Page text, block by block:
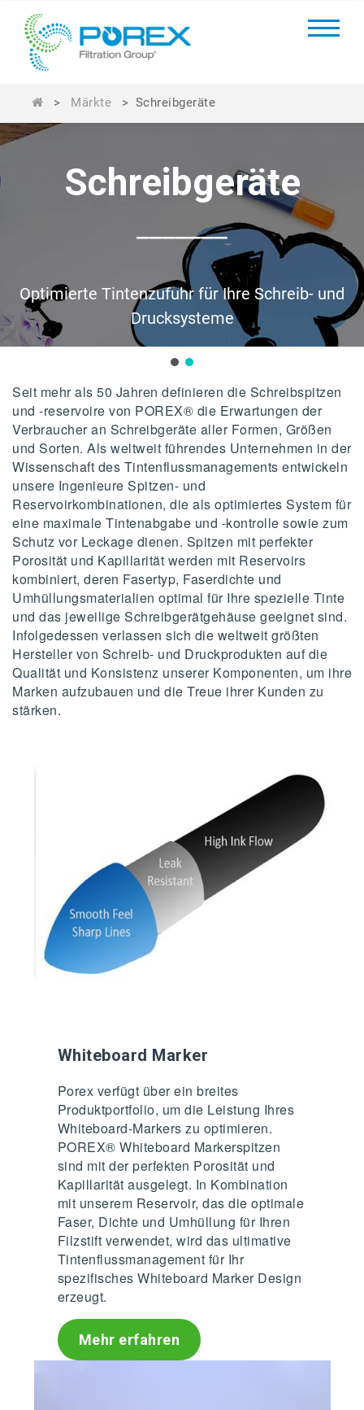
> Märkte > Schreibgeräte
Schreibgeräte
_______
Optimierte Tintenzufuhr für Ihre Schreib- und
Drucksysteme
Seit mehr als 50 Jahren definieren die Schreibspitzen
und -reservoire von POREX® die Erwartungen der
Verbraucher an Schreibgeräte aller Formen, Größen
und Sorten. Als weltweit führendes Unternehmen in der
Wissenschaft des Tintenflussmanagements entwickeln
unsere Ingenieure Spitzen- und
Reservoirkombinationen, die als optimiertes System für
eine maximale Tintenabgabe und -kontrolle sowie zum
Schutz vor Leckage dienen. Spitzen mit perfekter
Porosität und Kapillarität werden mit Reservoirs
kombiniert, deren Fasertyp, Faserdichte und
Umhüllungsmaterialien optimal für Ihre spezielle Tinte
und das jeweilige Schreibgerätgehäuse geeignet sind.
Infolgedessen verlassen sich die weltweit größten
Hersteller von Schreib- und Druckprodukten auf die
Qualität und Konsistenz unserer Komponenten, um ihre
Marken aufzubauen und die Treue ihrer Kunden zu
stärken.
Whiteboard Marker
Porex verfügt über ein breites
Produktportfolio, um die Leistung Ihres
Whiteboard-Markers zu optimieren.
POREX® Whiteboard Markerspitzen
sind mit der perfekten Porosität und
Kapillarität ausgelegt. In Kombination
mit unserem Reservoir, das die optimale
Faser, Dichte und Umhüllung für Ihren
Filzstift verwendet, wird das ultimative
Tintenflussmanagement für Ihr
spezifisches Whiteboard Marker Design
erzeugt.
Mehr erfahren